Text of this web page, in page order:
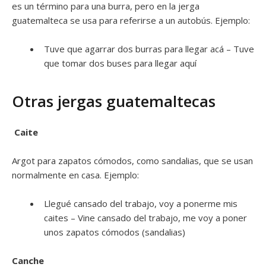
es un término para una burra, pero en la jerga
guatemalteca se usa para referirse a un autobús. Ejemplo:
Tuve que agarrar dos burras para llegar acá – Tuve
que tomar dos buses para llegar aquí
Otras jergas guatemaltecas
Caite
Argot para zapatos cómodos, como sandalias, que se usan
normalmente en casa. Ejemplo:
Llegué cansado del trabajo, voy a ponerme mis
caites – Vine cansado del trabajo, me voy a poner
unos zapatos cómodos (sandalias)
Canche